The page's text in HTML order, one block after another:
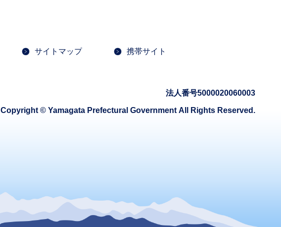
サイトマップ 携帯サイト
法人番号5000020060003
Copyright © Yamagata Prefectural Government All Rights Reserved.